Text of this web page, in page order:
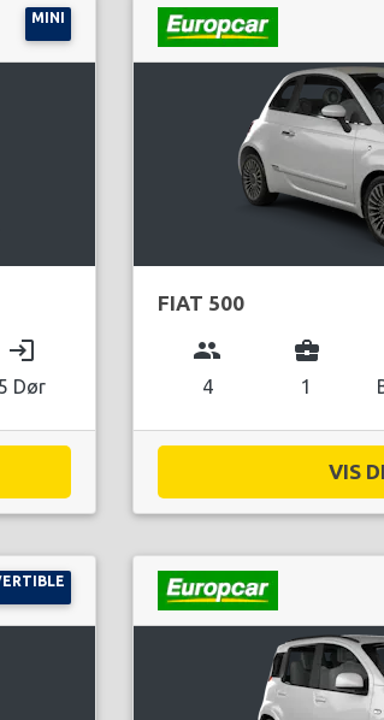
MINI
login
5 Dør
FIAT 500
group
4
business_center
1
VIS